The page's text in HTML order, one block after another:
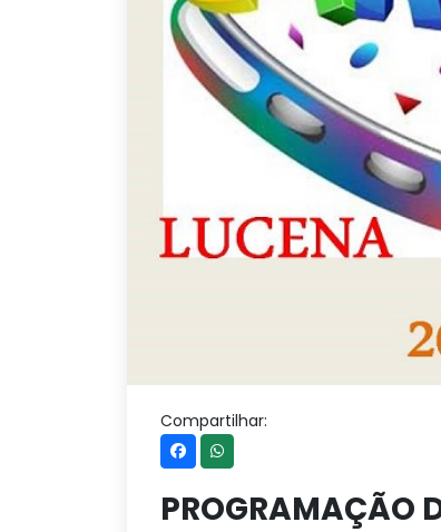
Compartilhar:
PROGRAMAÇÃO